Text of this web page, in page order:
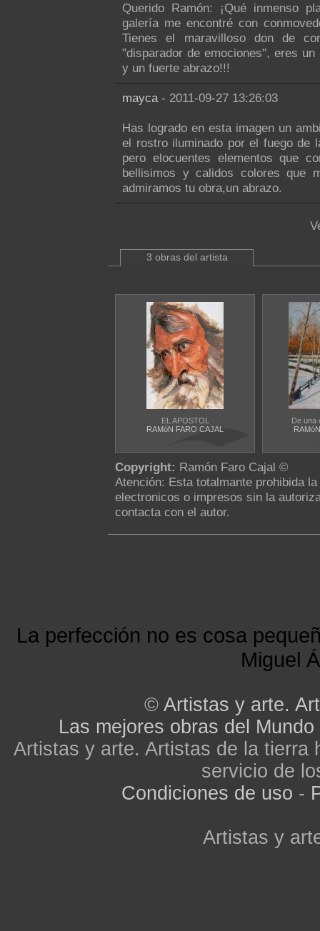
Querido Ramón: ¡Qué inmenso
galería me encontré con
Tienes el maravilloso don de
"disparador de emociones", eres
y un fuerte abrazo!!!
mayca- 2011-09-27 13:26:03
Has logrado en esta imagen un
el rostro iluminado por el fuego de
pero elocuentes elementos que
bellisimos y calidos colores que
admiramos tu obra,un abrazo.
3 obras del artista
EL APOSTOL
RAMóN FARO CAJAL
De una
Copyright: Ramón Faro Cajal ©
Atención: Esta totalmante prohibida
electronicos o impresos sin la
contacta con el autor.
La perfección no es cosa
Miguel
© Artistas y arte.
Las mejores obras del Mundo
Artistas y arte. Artistas de la tierra
servicio de
Condiciones de uso -
Artistas y